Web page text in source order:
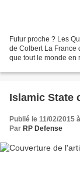
Futur proche ? Les
de Colbert La France
que tout le monde en
Islamic State
Publié le 11/02/2015
Par RP Defense